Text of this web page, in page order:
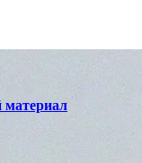
материал